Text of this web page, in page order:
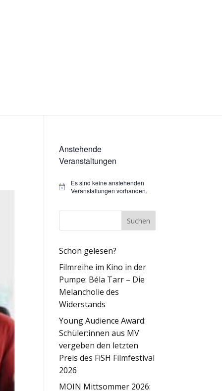
Anstehende
Veranstaltungen
Hinweis
Es sind keine anstehenden
Veranstaltungen vorhanden.
Schon gelesen?
Filmreihe im Kino in der
Pumpe: Béla Tarr – Die
Melancholie des
Widerstands
Young Audience Award:
Schüler:innen aus MV
vergeben den letzten
Preis des FiSH Filmfestival
2026
MOIN Mittsommer 2026: